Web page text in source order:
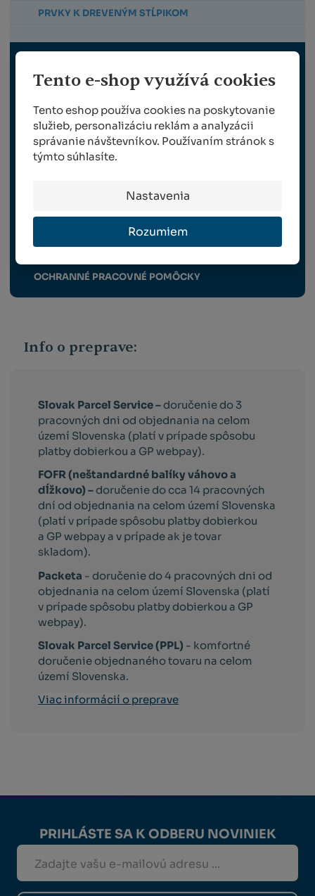
Tento e-shop využívá cookies
Tento eshop používa cookies na poskytovanie
služieb, personalizáciu reklám a analyzácii
správanie návštevníkov. Používaním stránok s
týmto súhlasíte.
Nastavenia
Rozumiem
PRVKY K DREVENÝM STĹPIKOM
POSTREKOVAČE
VRÚBĽOVANIE
OCHRANNÉ PRACOVNÉ POMÔCKY
Info o preprave:
Slovak Parcel Service – doručenie do 3
pracovných dni od objednania na celom
území Slovenska (platí v prípade spôsobu
platby dobierkou a GP webpay).
FOFR (neštandardné balíky váhovo a
dĺžkovo) – doručenie do cca 14 pracovných
dní od objednania na celom území Slovenska
(platí v prípade spôsobu platby dobierkou
a GP webpay a v prípade ak je tovar
skladom).
Packeta - doručenie do 4 pracovných dni od
objednania na celom území Slovenska (platí
v prípade spôsobu platby dobierkou a GP
webpay).
Slovak Parcel Service (PPL) - komfortné
doručenie objednaného tovaru na celom
území Slovenska.
Viac informácií o preprave
PRIHLÁSTE SA K ODBERU NOVINIEK